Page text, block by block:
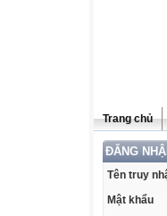
Trang chủ
ĐĂNG
Tên truy
Mật khẩu